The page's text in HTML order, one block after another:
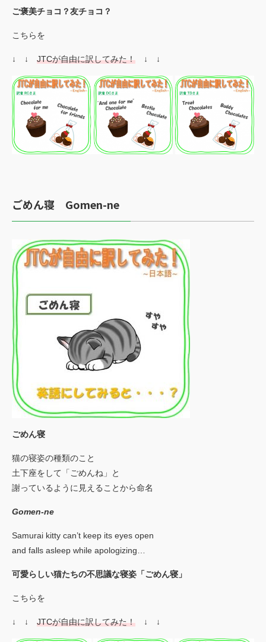
ご褒美チョコ？友チョコ？
こちらを
↓ ↓ JTCが自由に訳してみた！ ↓ ↓
ごめん寝 Gomen-ne
ごめん寝
猫の寝姿の種類のこと
土下座をして「ごめんね」と
謝っているように見えることから命名
Gomen-ne
Samurai kitty can’t keep its eyes open
and falls asleep while apologizing…
可愛らしい猫たちの不思議な寝姿「ごめん寝」
こちらを
↓ ↓ JTCが自由に訳してみた！ ↓ ↓